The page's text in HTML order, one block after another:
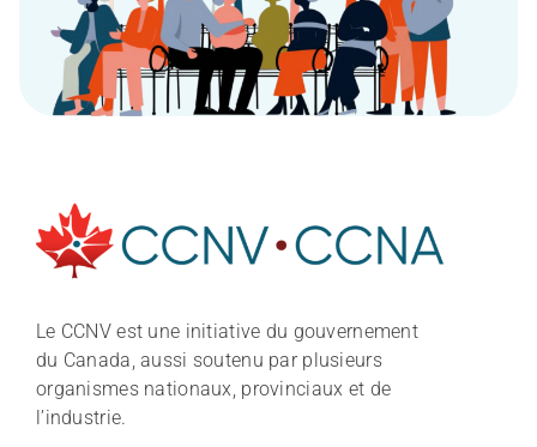
Le CCNV est une initiative du gouvernement
du Canada, aussi soutenu par plusieurs
organismes nationaux, provinciaux et de
l’industrie.
À propos
Nouvelles